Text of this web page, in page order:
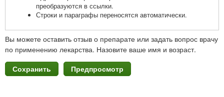
преобразуются в ссылки.
Строки и параграфы переносятся автоматически.
Вы можете оставить отзыв о препарате или задать вопрос врачу
по применению лекарства. Назовите ваше имя и возраст.